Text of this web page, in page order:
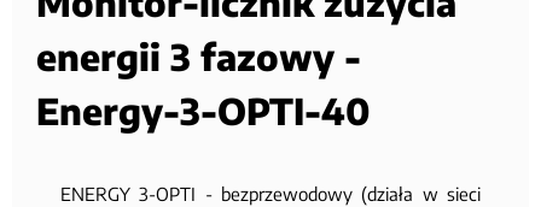
energii 3 fazowy -
Energy-3-OPTI-40
ENERGY 3-OPTI - bezprzewodowy (działa w sieci